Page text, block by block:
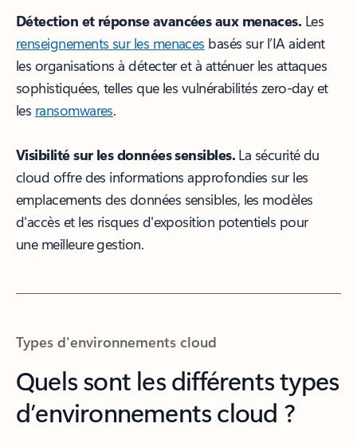
Détection et réponse avancées aux menaces. Les
renseignements sur les menaces basés sur l’IA aident
les organisations à détecter et à atténuer les attaques
sophistiquées, telles que les vulnérabilités zero-day et
les ransomwares.
Visibilité sur les données sensibles. La sécurité du
cloud offre des informations approfondies sur les
emplacements des données sensibles, les modèles
d'accès et les risques d'exposition potentiels pour
une meilleure gestion.
Types d'environnements cloud
Quels sont les différents types
d’environnements cloud ?